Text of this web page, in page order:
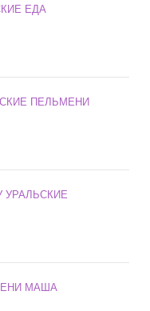
ЕДА
ПЕЛЬМЕНИ
МАША